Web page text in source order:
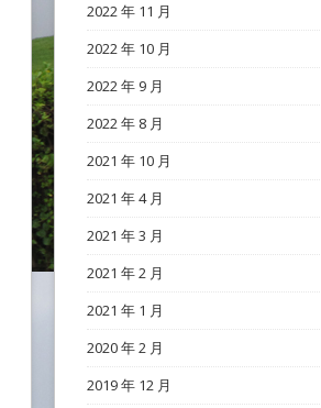
2022 年 11 月
2022 年 10 月
2022 年 9 月
2022 年 8 月
2021 年 10 月
2021 年 4 月
2021 年 3 月
2021 年 2 月
2021 年 1 月
2020 年 2 月
2019 年 12 月